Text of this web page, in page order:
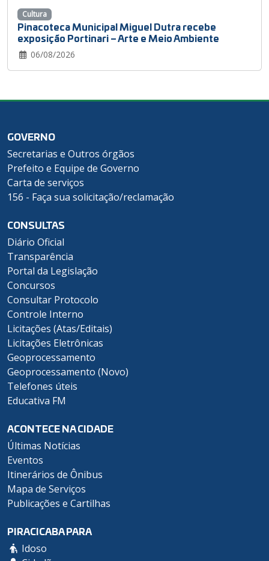
Pinacoteca Municipal Miguel Dutra recebe
exposição Portinari – Arte e Meio Ambiente
06/08/2026
Cultura
GOVERNO
Secretarias e Outros órgãos
Prefeito e Equipe de Governo
Carta de serviços
156 - Faça sua solicitação/reclamação
CONSULTAS
Diário Oficial
Transparência
Portal da Legislação
Concursos
Consultar Protocolo
Controle Interno
Licitações (Atas/Editais)
Licitações Eletrônicas
Geoprocessamento
Geoprocessamento (Novo)
Telefones úteis
Educativa FM
ACONTECE NA CIDADE
Últimas Notícias
Eventos
Itinerários de Ônibus
Mapa de Serviços
Publicações e Cartilhas
PIRACICABA PARA
Idoso